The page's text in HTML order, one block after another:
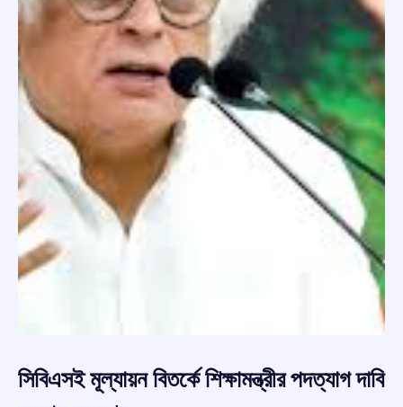
সিবিএসই মূল্যায়ন বিতর্কে শিক্ষামন্ত্রীর পদত্যাগ দাবি